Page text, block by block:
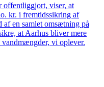
offentliggjort, viser, at
kr. i fremtidssikring af
af en samlet omsætning på
at Aarhus bliver mere
vi oplever.